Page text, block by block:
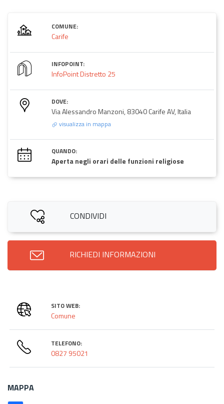
COMUNE:
Carife
INFOPOINT:
InfoPoint Distretto 25
DOVE:
Via Alessandro Manzoni, 83040 Carife AV, Italia
visualizza in mappa
QUANDO:
Aperta negli orari delle funzioni religiose
CONDIVIDI
RICHIEDI INFORMAZIONI
SITO WEB:
Comune
TELEFONO:
0827 95021
MAPPA